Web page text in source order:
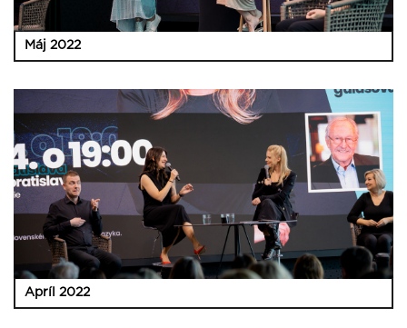
Máj 2022
Apríl 2022